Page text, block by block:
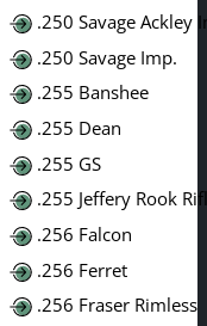
.250 Savage Ackley
.250 Savage Imp.
.255 Banshee
.255 Dean
.255 GS
.255 Jeffery Rook
.256 Falcon
.256 Ferret
.256 Fraser Rimless